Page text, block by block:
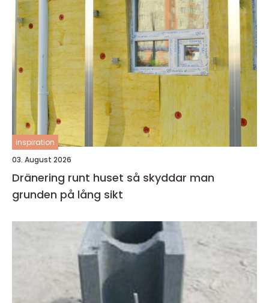
inspiration
03. August 2026
Dränering runt huset så skyddar man
grunden på lång sikt